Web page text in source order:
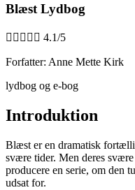
Blæst Lydbog
     4.1/5
Forfatter: Anne Mette Kirk
lydbog og e-bog
Introduktion
Blæst er en dramatisk
svære tider. Men deres
producere en serie, om den
udsat for.